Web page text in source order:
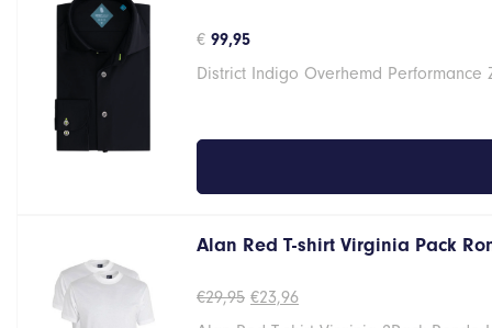
€ 99,95
District Indigo Overhemd Performance
Alan Red T-shirt Virginia Pack
€29,95 Oorspronkelijke
€23,96Huidige